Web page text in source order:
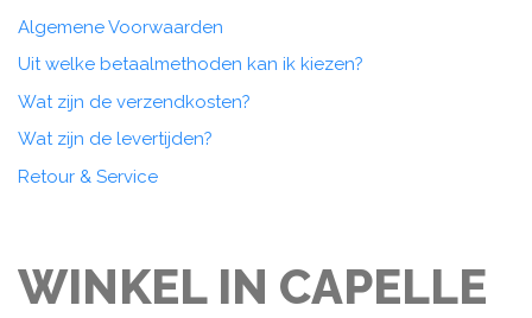
Algemene Voorwaarden
Uit welke betaalmethoden kan ik kiezen?
Wat zijn de verzendkosten?
Wat zijn de levertijden?
Retour & Service
WINKEL IN CAPELLE